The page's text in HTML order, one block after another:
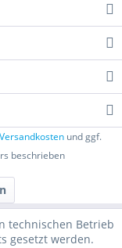
Versandkosten und ggf.
beschrieben
technischen Betrieb
gesetzt werden.